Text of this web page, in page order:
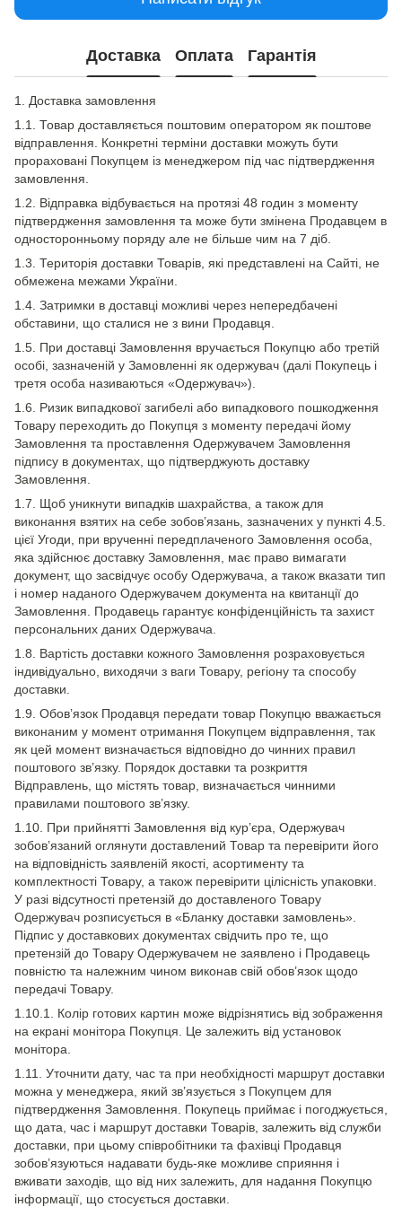
Доставка Оплата Гарантія
1. Доставка замовлення
1.1. Товар доставляється поштовим оператором як поштове
відправлення. Конкретні терміни доставки можуть бути
прораховані Покупцем із менеджером під час підтвердження
замовлення.
1.2. Відправка відбувається на протязі 48 годин з моменту
підтвердження замовлення та може бути змінена Продавцем в
односторонньому поряду але не більше чим на 7 діб.
1.3. Територія доставки Товарів, які представлені на Сайті, не
обмежена межами України.
1.4. Затримки в доставці можливі через непередбачені
обставини, що сталися не з вини Продавця.
1.5. При доставці Замовлення вручається Покупцю або третій
особі, зазначеній у Замовленні як одержувач (далі Покупець і
третя особа називаються «Одержувач»).
1.6. Ризик випадкової загибелі або випадкового пошкодження
Товару переходить до Покупця з моменту передачі йому
Замовлення та проставлення Одержувачем Замовлення
підпису в документах, що підтверджують доставку
Замовлення.
1.7. Щоб уникнути випадків шахрайства, а також для
виконання взятих на себе зобов’язань, зазначених у пункті 4.5.
цієї Угоди, при врученні передплаченого Замовлення особа,
яка здійснює доставку Замовлення, має право вимагати
документ, що засвідчує особу Одержувача, а також вказати тип
і номер наданого Одержувачем документа на квитанції до
Замовлення. Продавець гарантує конфіденційність та захист
персональних даних Одержувача.
1.8. Вартість доставки кожного Замовлення розраховується
індивідуально, виходячи з ваги Товару, регіону та способу
доставки.
1.9. Обов’язок Продавця передати товар Покупцю вважається
виконаним у момент отримання Покупцем відправлення, так
як цей момент визначається відповідно до чинних правил
поштового зв’язку. Порядок доставки та розкриття
Відправлень, що містять товар, визначається чинними
правилами поштового зв’язку.
1.10. При прийнятті Замовлення від кур’єра, Одержувач
зобов’язаний оглянути доставлений Товар та перевірити його
на відповідність заявленій якості, асортименту та
комплектності Товару, а також перевірити цілісність упаковки.
У разі відсутності претензій до доставленого Товару
Одержувач розписується в «Бланку доставки замовлень».
Підпис у доставкових документах свідчить про те, що
претензій до Товару Одержувачем не заявлено і Продавець
повністю та належним чином виконав свій обов’язок щодо
передачі Товару.
1.10.1. Колір готових картин може відрізнятись від зображення
на екрані монітора Покупця. Це залежить від установок
монітора.
1.11. Уточнити дату, час та при необхідності маршрут доставки
можна у менеджера, який зв’язується з Покупцем для
підтвердження Замовлення. Покупець приймає і погоджується,
що дата, час і маршрут доставки Товарів, залежить від служби
доставки, при цьому співробітники та фахівці Продавця
зобов’язуються надавати будь-яке можливе сприяння і
вживати заходів, що від них залежить, для надання Покупцю
інформації, що стосується доставки.